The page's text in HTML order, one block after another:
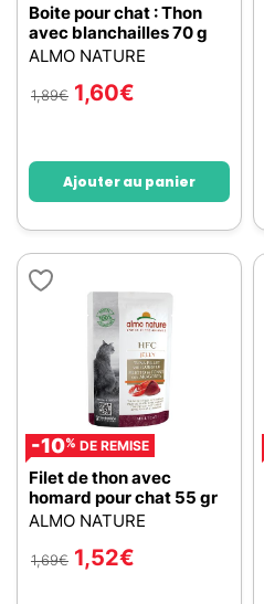
Boite pour chat : Thon
avec blanchailles 70 g
ALMO NATURE
1,89€ 1,60€
Ajouter au panier
-10% DE REMISE
Filet de thon avec
homard pour chat 55 gr
ALMO NATURE
1,69€ 1,52€